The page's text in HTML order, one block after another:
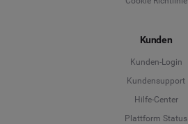
Kunden
Kunden-Login
Kundensupport
Hilfe-Center
Plattform Status